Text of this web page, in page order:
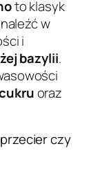
to klasyk
w
i
bazylii.
oraz
czy